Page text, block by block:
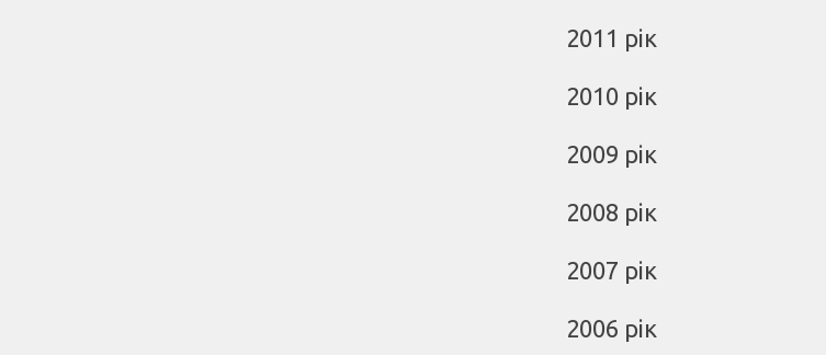
2011 рік
2010 рік
2009 рік
2008 рік
2007 рік
2006 рік